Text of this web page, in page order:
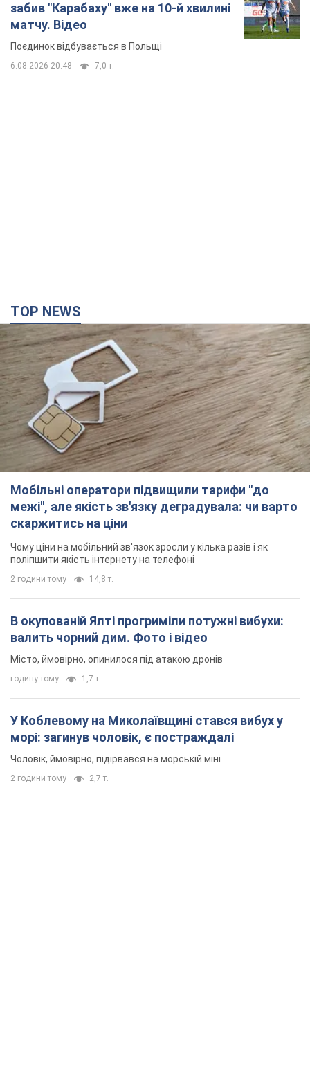
забив "Карабаху" вже на 10-й хвилині
матчу. Відео
Поєдинок відбувається в Польщі
6.08.2026 20:48 7,0 т.
TOP NEWS
Мобільні оператори підвищили тарифи "до
межі", але якість зв'язку деградувала: чи варто
скаржитись на ціни
Чому ціни на мобільний зв'язок зросли у кілька разів і як
поліпшити якість інтернету на телефоні
2 години тому 14,8 т.
В окупованій Ялті прогриміли потужні вибухи:
валить чорний дим. Фото і відео
Місто, ймовірно, опинилося під атакою дронів
годину тому 1,7 т.
У Коблевому на Миколаївщині стався вибух у
морі: загинув чоловік, є постраждалі
Чоловік, ймовірно, підірвався на морській міні
2 години тому 2,7 т.